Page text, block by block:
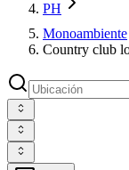
PH
Monoambiente
Country club